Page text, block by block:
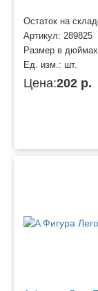
Остаток на
Артикул: 289825
Размер в
Ед. изм.: шт.
Цена:202 р.